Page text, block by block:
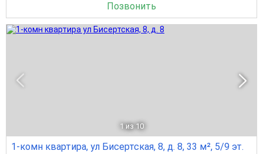
Позвонить
1 из 10
1-комн квартира, ул Бисертская, 8, д. 8, 33 м², 5/9 эт.